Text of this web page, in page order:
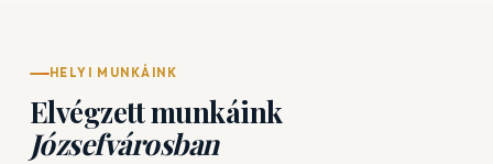
HELYI MUNKÁINK
Elvégzett munkáink
Józsefvárosban